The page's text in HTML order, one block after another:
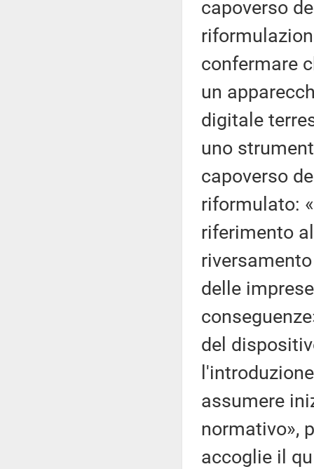
capoverso
confermare
un
digitale
uno
capoverso
riformulato:
riferimento
delle
del
assumere
normativo»,
accoglie il